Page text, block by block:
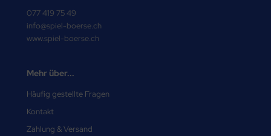
077 419 75 49
info@spiel-boerse.ch
www.spiel-boerse.ch
Mehr über...
Häufig gestellte Fragen
Kontakt
Zahlung & Versand